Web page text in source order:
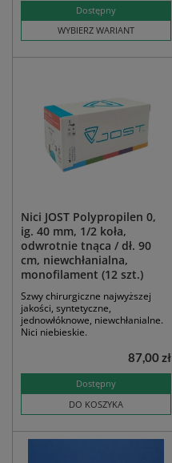
Dostępny
WYBIERZ WARIANT
Nici JOST Polypropilen 0,
ig. 40 mm, 1/2 koła,
odwrotnie tnąca / dł. 90
cm, niewchłanialna,
monofilament (12 szt.)
Szwy chirurgiczne najwyższej
jakości, syntetyczne,
jednowłóknowe, niewchłanialne.
Nici niebieskie.
Dostępny
DO KOSZYKA
87,00 zł